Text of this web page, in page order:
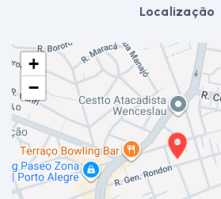
Localização
+
−